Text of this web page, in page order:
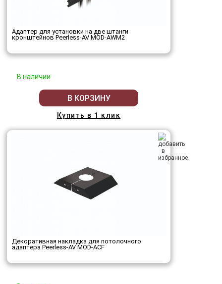
Адаптер для установки на две штанги
кронштейнов Peerless-AV MOD-AWM2
В наличии
В КОРЗИНУ
Купить в 1 клик
Декоративная накладка для потолочного
адаптера Peerless-AV MOD-ACF